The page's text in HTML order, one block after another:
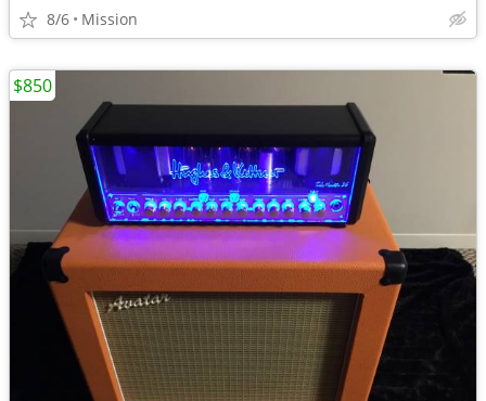
8/6 Mission
$850